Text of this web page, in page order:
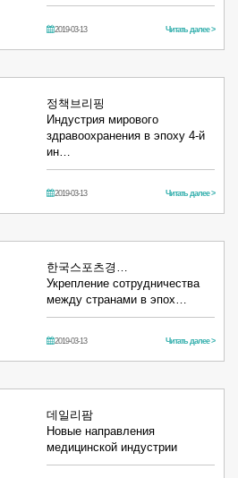
2019-03-13 Читать далее >
정책브리핑
Индустрия мирового
здравоохранения в эпоху 4-й
ин…
2019-03-13 Читать далее >
한국스포츠경…
Укрепление сотрудничества
между странами в эпох…
2019-03-13 Читать далее >
데일리팜
Новые направления
медицинской индустрии